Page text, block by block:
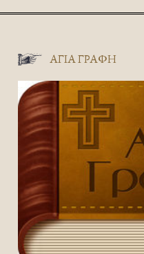
ΑΓΊΑ ΓΡΑΦΉ